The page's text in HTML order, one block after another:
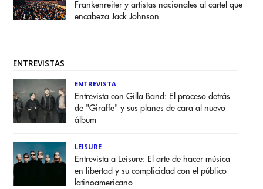
Frankenreiter y artistas nacionales al cartel que
encabeza Jack Johnson
ENTREVISTAS
ENTREVISTA
Entrevista con Gilla Band: El proceso detrás
de "Giraffe" y sus planes de cara al nuevo
álbum
LEISURE
Entrevista a Leisure: El arte de hacer música
en libertad y su complicidad con el público
latinoamericano